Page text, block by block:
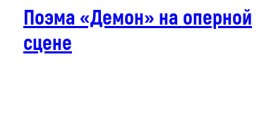
Поэма «Демон» на оперной
сцене